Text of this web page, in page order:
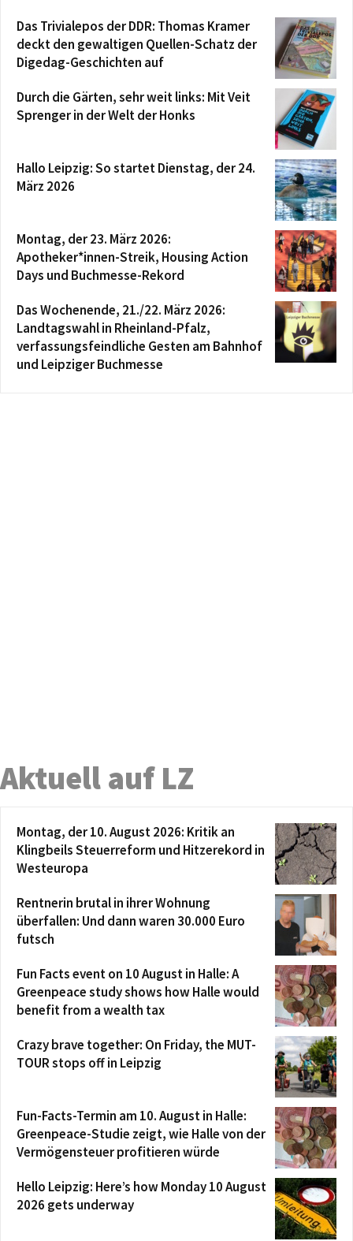
Das Trivialepos der DDR: Thomas Kramer
deckt den gewaltigen Quellen-Schatz der
Digedag-Geschichten auf
Durch die Gärten, sehr weit links: Mit Veit
Sprenger in der Welt der Honks
Hallo Leipzig: So startet Dienstag, der 24.
März 2026
Montag, der 23. März 2026:
Apotheker*innen-Streik, Housing Action
Days und Buchmesse-Rekord
Das Wochenende, 21./22. März 2026:
Landtagswahl in Rheinland-Pfalz,
verfassungsfeindliche Gesten am Bahnhof
und Leipziger Buchmesse
Aktuell auf LZ
Montag, der 10. August 2026: Kritik an
Klingbeils Steuerreform und Hitzerekord in
Westeuropa
Rentnerin brutal in ihrer Wohnung
überfallen: Und dann waren 30.000 Euro
futsch
Fun Facts event on 10 August in Halle: A
Greenpeace study shows how Halle would
benefit from a wealth tax
Crazy brave together: On Friday, the MUT-
TOUR stops off in Leipzig
Fun-Facts-Termin am 10. August in Halle:
Greenpeace-Studie zeigt, wie Halle von der
Vermögensteuer profitieren würde
Hello Leipzig: Here’s how Monday 10 August
2026 gets underway